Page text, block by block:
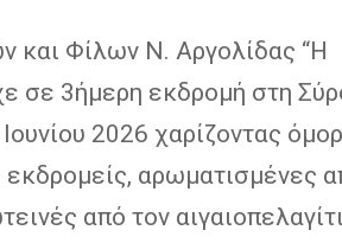
και Φίλων Ν. Αργολίδας “Η
σε 3ήμερη εκδρομή στη
2026 χαρίζοντας
εκδρομείς, αρωματισμένες
από τον